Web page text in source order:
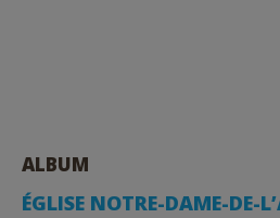
ALBUM
ÉGLISE NOTRE-DAME-DE-